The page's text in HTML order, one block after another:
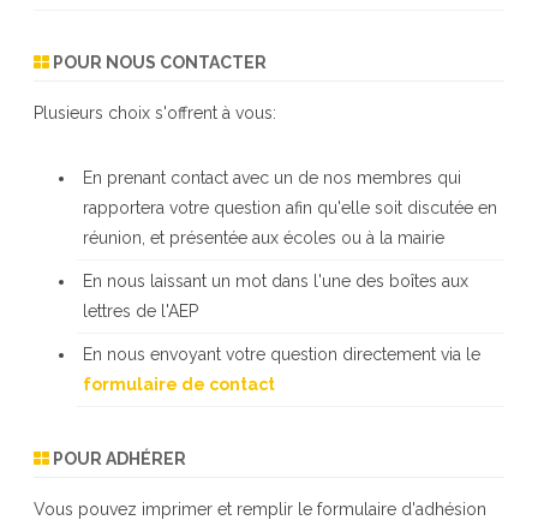
POUR NOUS CONTACTER
Plusieurs choix s'offrent à vous:
En prenant contact avec un de nos membres qui
rapportera votre question afin qu'elle soit discutée en
réunion, et présentée aux écoles ou à la mairie
En nous laissant un mot dans l'une des boîtes aux
lettres de l'AEP
En nous envoyant votre question directement via le
formulaire de contact
POUR ADHÉRER
Vous pouvez imprimer et remplir le formulaire d'adhésion